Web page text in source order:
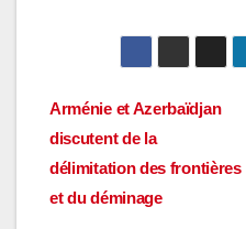
Navigation
de
l’article
Arménie et Azerbaïdjan
discutent de la
délimitation des frontières
et du déminage